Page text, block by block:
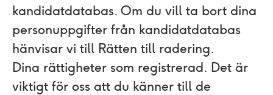
kandidatdatabas. Om du vill ta bort dina
personuppgifter från kandidatdatabas
hänvisar vi till Rätten till radering.
Dina rättigheter som registrerad. Det är
viktigt för oss att du känner till de